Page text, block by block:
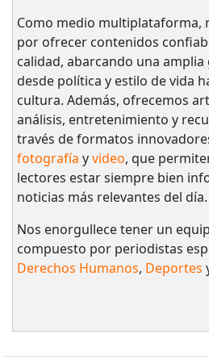
Como medio multiplataforma,
por ofrecer contenidos
calidad, abarcando una amplia
desde política y estilo de vida
cultura. Además, ofrecemos
análisis, entretenimiento y
través de formatos
fotografía yvideo, que
lectores estar siempre bien
noticias más relevantes del día.
Nos enorgullece tener un
compuesto por periodistas
Derechos Humanos, Deportes